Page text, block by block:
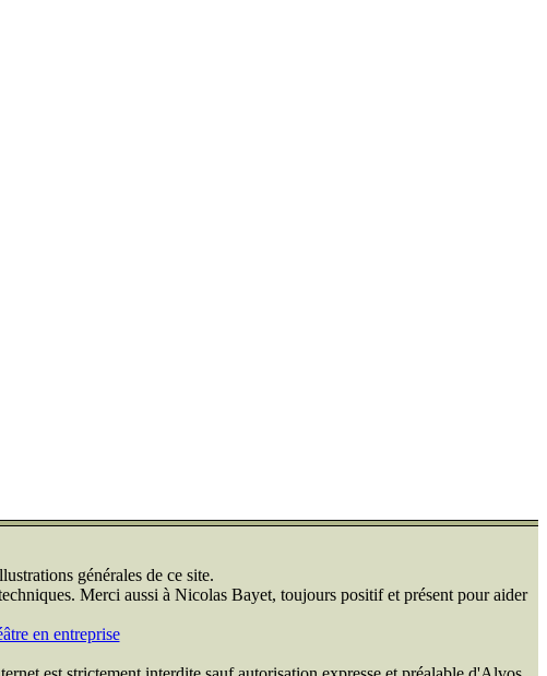
générales de ce site.
Merci aussi à Nicolas Bayet, toujours positif et présent pour aider
en entreprise